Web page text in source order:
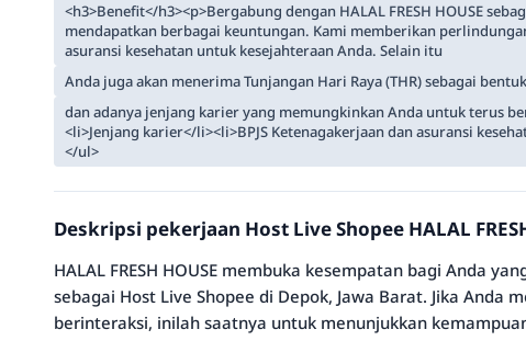
<h3>Benefit</h3><p>Bergabung dengan HALAL FRESH HOUSE
mendapatkan berbagai keuntungan. Kami memberikan
asuransi kesehatan untuk kesejahteraan Anda. Selain itu
Anda juga akan menerima Tunjangan Hari Raya (THR) sebagai
dan adanya jenjang karier yang memungkinkan Anda untuk terus
<li>Jenjang karier</li><li>BPJS Ketenagakerjaan dan asuransi
</ul>
Deskripsi pekerjaan Host Live Shopee HALAL
HALAL FRESH HOUSE membuka kesempatan bagi Anda
sebagai Host Live Shopee di Depok, Jawa Barat. Jika Anda
berinteraksi, inilah saatnya untuk menunjukkan